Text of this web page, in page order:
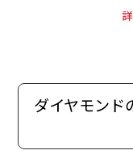
ダイヤモンド